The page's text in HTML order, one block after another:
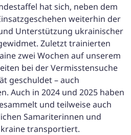
hat sich, neben dem
weiterhin der
Unterstützung ukrainischer
Zuletzt trainierten
zwei Wochen auf unserem
bei der Vermisstensuche
geschuldet – auch
Auch in 2024 und 2025 haben
und teilweise auch
Samariterinnen und
transportiert.